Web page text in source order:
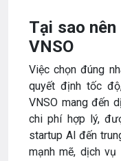
Tại sao nên
VNSO
Việc chọn đúng
quyết định tốc
VNSO mang đến
chi phí hợp lý,
startup AI đến
mạnh mẽ, dịch